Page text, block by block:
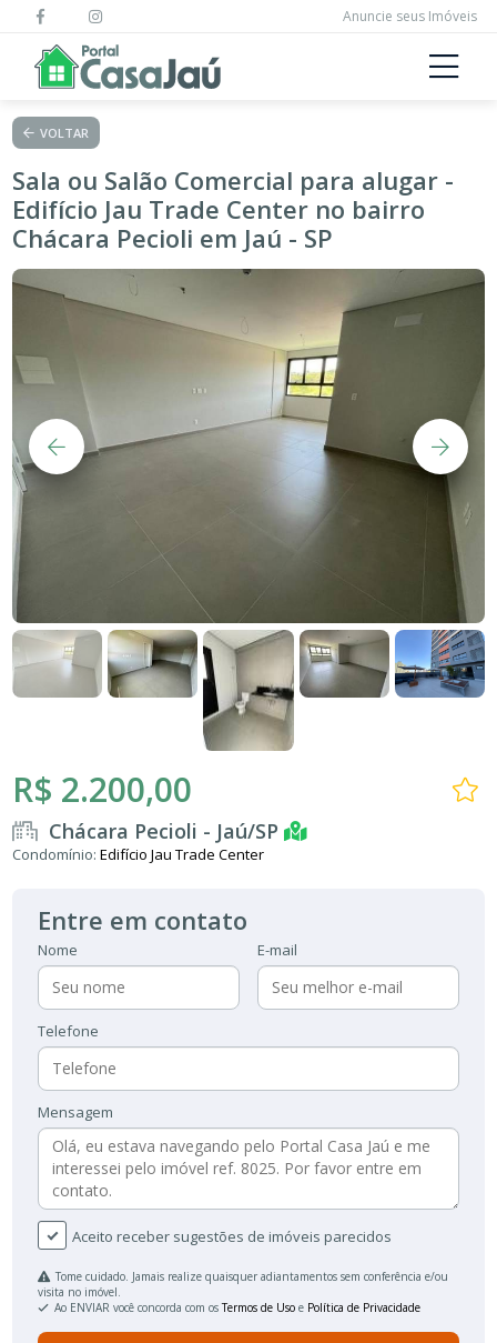
Anuncie seus Imóveis
VOLTAR
Sala ou Salão Comercial para alugar -
Edifício Jau Trade Center no bairro
Chácara Pecioli em Jaú - SP
R$ 2.200,00
Chácara Pecioli - Jaú/SP
Condomínio:Edifício Jau Trade Center
Entre em contato
Nome E-mail
Telefone
Mensagem
Aceito receber sugestões de imóveis parecidos
Tome cuidado. Jamais realize quaisquer adiantamentos sem conferência e/ou
visita no imóvel.
Ao ENVIAR você concorda com osTermos de Uso e Política de Privacidade